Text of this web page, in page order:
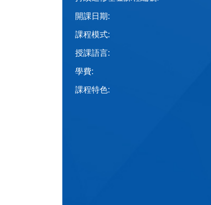
開課日期:
課程模式:
授課語言:
學費:
課程特色: